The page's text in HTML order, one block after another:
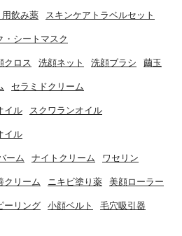
用飲み薬 スキンケアトラベルセット
・シートマスク
クロス 洗顔ネット 洗顔ブラシ 繭玉
セラミドクリーム
イル スクワランオイル
イル
ーム ナイトクリーム ワセリン
クリーム ニキビ塗り薬 美顔ローラー
ーリング 小顔ベルト 毛穴吸引器